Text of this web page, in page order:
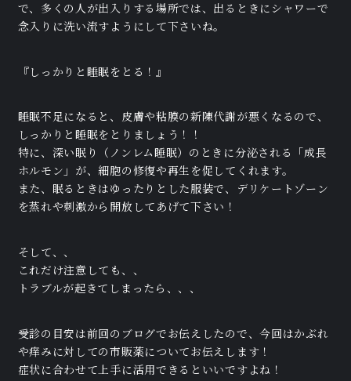
で、多くの人が出入りする場所では、出るときにシャワーで
念入りに洗い流すようにして下さいね。
『しっかりと睡眠をとる！』
睡眠不足になると、皮膚や粘膜の新陳代謝が悪くなるので、
しっかりと睡眠をとりましょう！！
特に、深い眠り（ノンレム睡眠）のときに分泌される「成長
ホルモン」が、細胞の修復や再生を促してくれます。
また、眠るときはゆったりとした服装で、デリケートゾーン
を蒸れや刺激から開放してあげて下さい！
そして、、
これだけ注意しても、、
トラブルが起きてしまったら、、、
受診の目安は前回のブログでお伝えしたので、今回はかぶれ
や痒みに対しての市販薬についてお伝えします！
症状に合わせて上手に活用できるといいですよね！